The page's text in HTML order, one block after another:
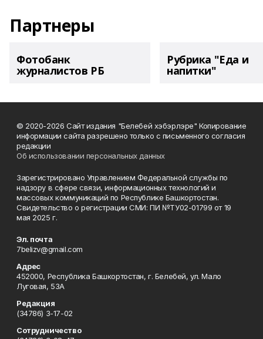
Партнеры
Фотобанк
журналистов РБ
Рубрика "Еда и
напитки"
© 2020-2026 Сайт издания "Белебей хэбэрлэре" Копирование
информации сайта разрешено только с письменного согласия
редакции
Об использовании персональных данных
Зарегистрировано Управлением Федеральной службы по
надзору в сфере связи, информационных технологий и
массовых коммуникаций по Республике Башкортостан.
Свидетельство о регистрации СМИ: ПИ №ТУ02-01799 от 19
мая 2025 г.
Эл. почта
7belizv@gmail.com
Адрес
452000, Республика Башкортостан, г. Белебей, ул. Мало
Луговая, 53А
Редакция
(34786) 3-17-02
Сотрудничество